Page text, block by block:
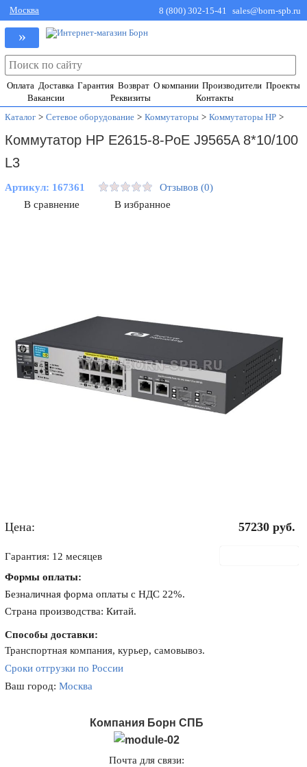
Москва 8 (800) 302-15-41 sales@born-spb.ru
»
Оплата Доставка Гарантия Возврат О компании Производители Проекты
Вакансии
Реквизиты
Контакты
Каталог > Сетевое оборудование > Коммутаторы > Коммутаторы HP >
Коммутатор HP E2615-8-PoE J9565A 8*10/100
L3
Артикул: 167361
Отзывов (0)
В сравнение
В избранное
Цена: 57230 руб.
Гарантия: 12 месяцев
Формы оплаты:
Безналичная форма оплаты с НДС 22%.
Страна производства: Китай.
Способы доставки:
Транспортная компания, курьер, самовывоз.
Сроки отгрузки по России
Ваш город:Москва
Компания Борн СПБ
Почта для связи: